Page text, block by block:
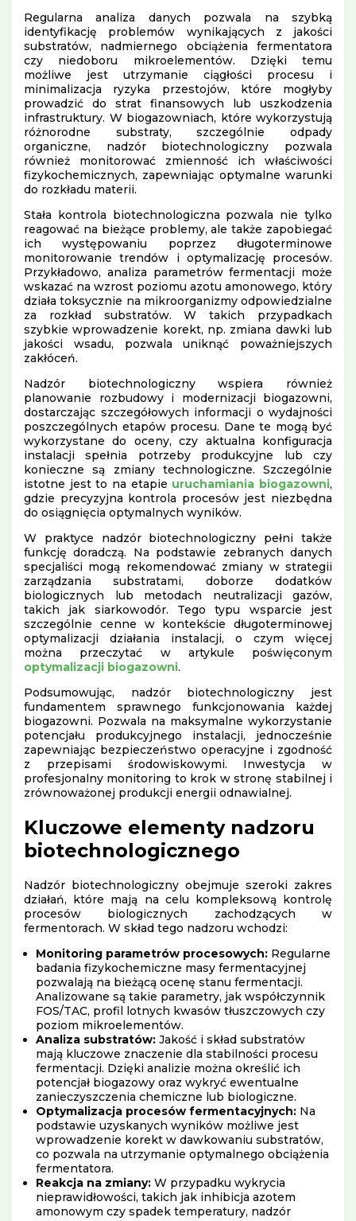
Regularna analiza danych pozwala na szybką
identyfikację problemów wynikających z jakości
substratów, nadmiernego obciążenia fermentatora
czy niedoboru mikroelementów. Dzięki temu
możliwe jest utrzymanie ciągłości procesu i
minimalizacja ryzyka przestojów, które mogłyby
prowadzić do strat finansowych lub uszkodzenia
infrastruktury. W biogazowniach, które wykorzystują
różnorodne substraty, szczególnie odpady
organiczne, nadzór biotechnologiczny pozwala
również monitorować zmienność ich właściwości
fizykochemicznych, zapewniając optymalne warunki
do rozkładu materii.
Stała kontrola biotechnologiczna pozwala nie tylko
reagować na bieżące problemy, ale także zapobiegać
ich występowaniu poprzez długoterminowe
monitorowanie trendów i optymalizację procesów.
Przykładowo, analiza parametrów fermentacji może
wskazać na wzrost poziomu azotu amonowego, który
działa toksycznie na mikroorganizmy odpowiedzialne
za rozkład substratów. W takich przypadkach
szybkie wprowadzenie korekt, np. zmiana dawki lub
jakości wsadu, pozwala uniknąć poważniejszych
zakłóceń.
Nadzór biotechnologiczny wspiera również
planowanie rozbudowy i modernizacji biogazowni,
dostarczając szczegółowych informacji o wydajności
poszczególnych etapów procesu. Dane te mogą być
wykorzystane do oceny, czy aktualna konfiguracja
instalacji spełnia potrzeby produkcyjne lub czy
konieczne są zmiany technologiczne. Szczególnie
istotne jest to na etapie uruchamiania biogazowni,
gdzie precyzyjna kontrola procesów jest niezbędna
do osiągnięcia optymalnych wyników.
W praktyce nadzór biotechnologiczny pełni także
funkcję doradczą. Na podstawie zebranych danych
specjaliści mogą rekomendować zmiany w strategii
zarządzania substratami, doborze dodatków
biologicznych lub metodach neutralizacji gazów,
takich jak siarkowodór. Tego typu wsparcie jest
szczególnie cenne w kontekście długoterminowej
optymalizacji działania instalacji, o czym więcej
można przeczytać w artykule poświęconym
optymalizacji biogazowni.
Podsumowując, nadzór biotechnologiczny jest
fundamentem sprawnego funkcjonowania każdej
biogazowni. Pozwala na maksymalne wykorzystanie
potencjału produkcyjnego instalacji, jednocześnie
zapewniając bezpieczeństwo operacyjne i zgodność
z przepisami środowiskowymi. Inwestycja w
profesjonalny monitoring to krok w stronę stabilnej i
zrównoważonej produkcji energii odnawialnej.
Kluczowe elementy nadzoru
biotechnologicznego
Nadzór biotechnologiczny obejmuje szeroki zakres
działań, które mają na celu kompleksową kontrolę
procesów biologicznych zachodzących w
fermentorach. W skład tego nadzoru wchodzi:
Monitoring parametrów procesowych: Regularne
badania fizykochemiczne masy fermentacyjnej
pozwalają na bieżącą ocenę stanu fermentacji.
Analizowane są takie parametry, jak współczynnik
FOS/TAC, profil lotnych kwasów tłuszczowych czy
poziom mikroelementów.
Analiza substratów: Jakość i skład substratów
mają kluczowe znaczenie dla stabilności procesu
fermentacji. Dzięki analizie można określić ich
potencjał biogazowy oraz wykryć ewentualne
zanieczyszczenia chemiczne lub biologiczne.
Optymalizacja procesów fermentacyjnych: Na
podstawie uzyskanych wyników możliwe jest
wprowadzenie korekt w dawkowaniu substratów,
co pozwala na utrzymanie optymalnego obciążenia
fermentatora.
Reakcja na zmiany: W przypadku wykrycia
nieprawidłowości, takich jak inhibicja azotem
amonowym czy spadek temperatury, nadzór